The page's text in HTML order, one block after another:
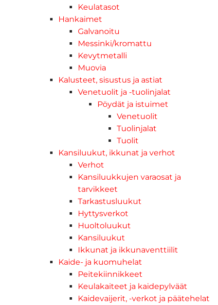
Keulatasot
Hankaimet
Galvanoitu
Messinki/kromattu
Kevytmetalli
Muovia
Kalusteet, sisustus ja astiat
Venetuolit ja -tuolinjalat
Pöydät ja istuimet
Venetuolit
Tuolinjalat
Tuolit
Kansiluukut, ikkunat ja verhot
Verhot
Kansiluukkujen varaosat ja
tarvikkeet
Tarkastusluukut
Hyttysverkot
Huoltoluukut
Kansiluukut
Ikkunat ja ikkunaventtiilit
Kaide- ja kuomuhelat
Peitekiinnikkeet
Keulakaiteet ja kaidepylväät
Kaidevaijerit, -verkot ja päätehelat